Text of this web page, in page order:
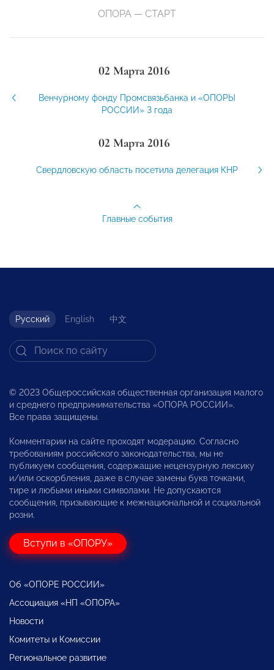
ОПОРА — СТАРТ
02 Марта 2016
Венчурному фонду Промсвязьбанка и «ОПОРЫ
РОССИИ» 3 года
02 Марта 2016
Свердловскую область посетила делегация КНР
Главные события
Русский English 中文
© 2023 Общероссийская общественная организация малого
и среднего предпринимательства «ОПОРА РОССИИ».
Все права защищены.
Комментарии на сайте проходят модерацию. Согласно
требованиям российского законодательства, мы не
публикуем сообщения, содержащие нецензурную лексику
и/или оскорбления, даже в случае замены букв точками,
тире и любыми иными символами. Не допускаются
сообщения, призывающие к межнациональной и социальной
розни.
Вступи в «ОПОРУ»
Об «ОПОРЕ РОССИИ»
Ассоциация «НП «ОПОРА»
Новости
Комитеты и Комиссии
Региональное развитие